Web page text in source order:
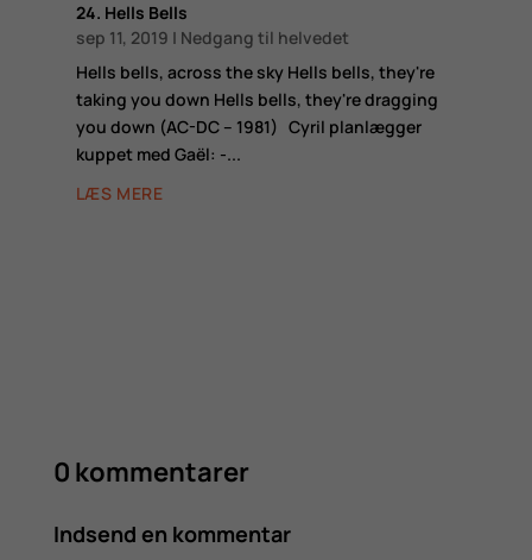
24. Hells Bells
sep 11, 2019 | Nedgang til helvedet
​Hells bells, across the sky Hells bells, they're
taking you down Hells bells, they're dragging
you down (AC-DC – 1981) Cyril planlægger
kuppet med Gaël: -...
LÆS MERE
0 kommentarer
Indsend en kommentar